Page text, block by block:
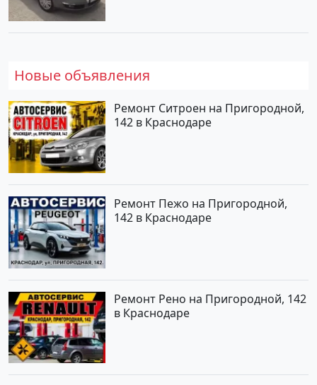
Новые объявления
Ремонт Ситроен на Пригородной,
142 в Краснодаре
Ремонт Пежо на Пригородной,
142 в Краснодаре
Ремонт Рено на Пригородной, 142
в Краснодаре